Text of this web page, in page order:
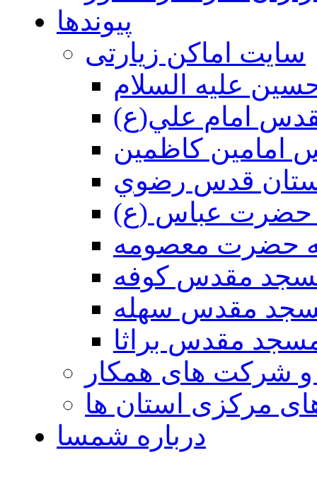
پیوندها
سایت اماکن زیارتی
عليه السلام
امام علي(ع)
امامين كاظمين
قدس رضوي
حضرت عباس (ع)
حضرت معصومه
مقدس كوفه
مقدس سهله
مقدس براثا
و شرکت های همکار
مرکزی استان ها
درباره شمسا